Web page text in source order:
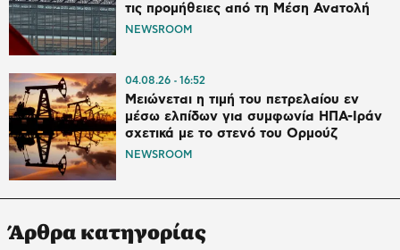
τις προμήθειες από τη Μέση Ανατολή
NEWSROOM
04.08.26 16:52
Μειώνεται η τιμή του πετρελαίου εν
μέσω ελπίδων για συμφωνία ΗΠΑ-Ιράν
σχετικά με το στενό του Ορμούζ
NEWSROOM
Άρθρα κατηγορίας